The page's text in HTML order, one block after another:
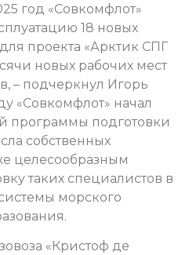
год «Совкомфлот»
18 новых
проекта «Арктик СПГ
новых рабочих мест
– подчеркнул Игорь
«Совкомфлот» начал
программы подготовки
собственных
целесообразным
таких специалистов в
морского
«Кристоф де